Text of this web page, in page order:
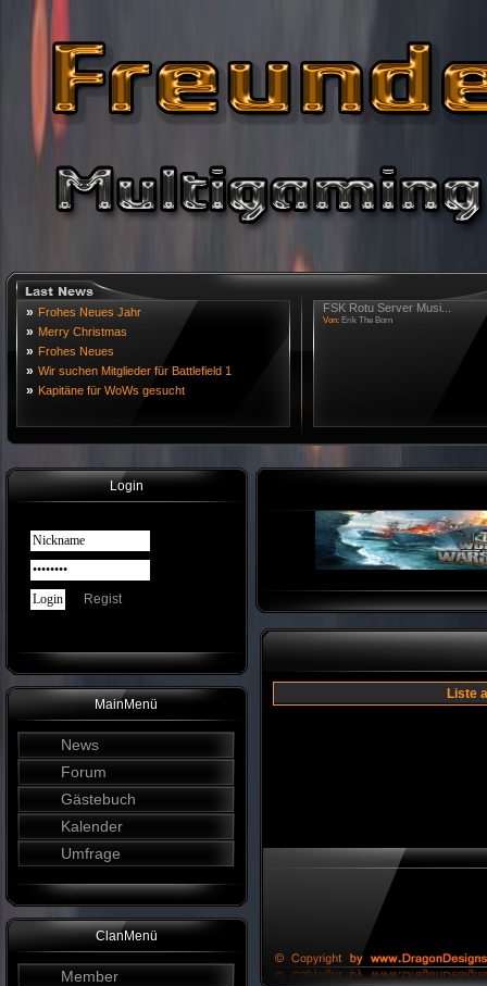
» Frohes Neues Jahr
» Merry Christmas
» Frohes Neues
» Wir suchen Mitglieder für Battlefield 1
» Kapitäne für WoWs gesucht
FSK Rotu Server Musi...
Von: Erik The Born
Login
Regist
MainMenü
News
Forum
Gästebuch
Kalender
Umfrage
ClanMenü
Member
Liste